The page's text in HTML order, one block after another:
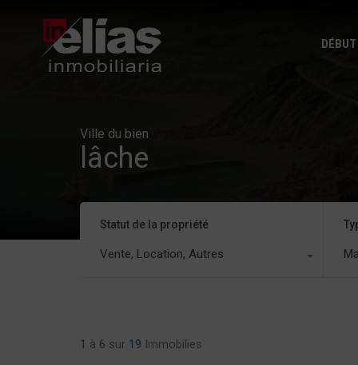
DÉBUT
Ville du bien
lâche
Statut de la propriété
Vente, Location, Autres
1 à 6 sur 19 Immobilies